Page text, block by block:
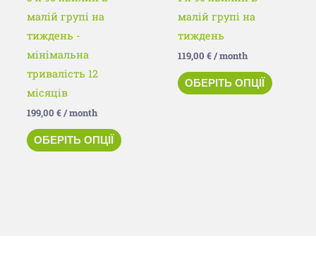
малій групі на
тиждень -
мінімальна
тривалість 12
місяців
199,00 €/ month
ОБЕРІТЬ ОПЦІЇ
малій групі на
тиждень
119,00 €/ month
ОБЕРІТЬ ОПЦІЇ